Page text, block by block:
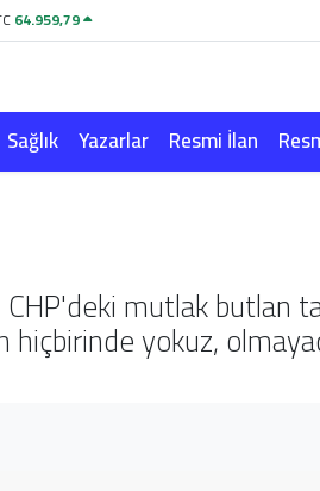
64.959,79
Sağlık Yazarlar Resmi İlan
CHP'deki mutlak butlan
yokuz,